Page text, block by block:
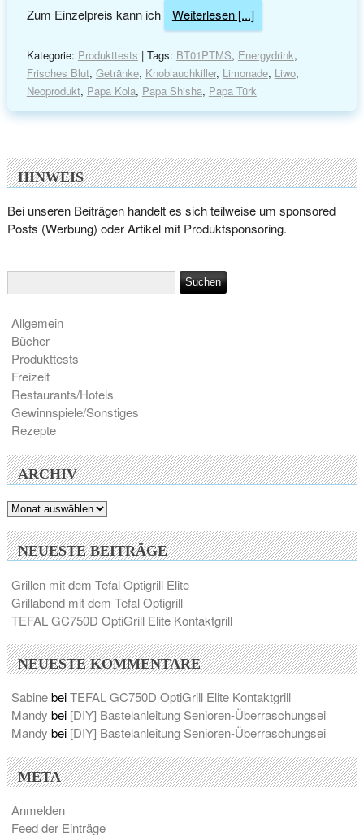
Zum Einzelpreis kann ich
Weiterlesen [...]
Kategorie: Produkttests | Tags: BT01PTMS, Energydrink,
Frisches Blut, Getränke, Knoblauchkiller, Limonade, Liwo,
Neoprodukt, Papa Kola, Papa Shisha, Papa Türk
HINWEIS
Bei unseren Beiträgen handelt es sich teilweise um sponsored
Posts (Werbung) oder Artikel mit Produktsponsoring.
Allgemein
Bücher
Produkttests
Freizeit
Restaurants/Hotels
Gewinnspiele/Sonstiges
Rezepte
ARCHIV
Archiv
NEUESTE BEITRÄGE
Grillen mit dem Tefal Optigrill Elite
Grillabend mit dem Tefal Optigrill
TEFAL GC750D OptiGrill Elite Kontaktgrill
NEUESTE KOMMENTARE
SabinebeiTEFAL GC750D OptiGrill Elite Kontaktgrill
Mandy bei [DIY] Bastelanleitung Senioren-Überraschungsei
Mandy bei [DIY] Bastelanleitung Senioren-Überraschungsei
META
Anmelden
Feed der Einträge